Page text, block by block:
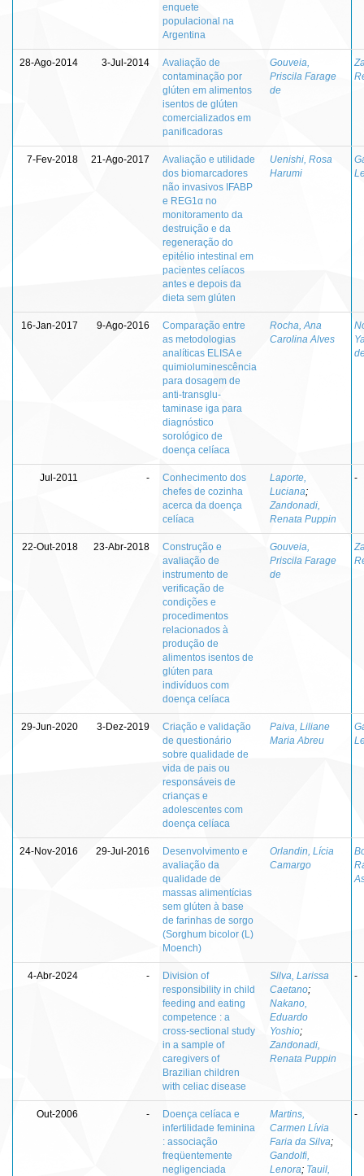
enquete
populacional na
Argentina
28-Ago-2014 3-Jul-2014
Avaliação de
contaminação por
glúten em alimentos
isentos de glúten
comercializados em
panificadoras
Gouveia,
Priscila Farage
de
7-Fev-2018 21-Ago-2017
Avaliação e utilidade
dos biomarcadores
não invasivos IFABP
e REG1α no
monitoramento da
destruição e da
regeneração do
epitélio intestinal em
pacientes celíacos
antes e depois da
dieta sem glúten
Uenishi, Rosa
Harumi
16-Jan-2017 9-Ago-2016
Comparação entre
as metodologias
analíticas ELISA e
quimioluminescência
para dosagem de
anti-transglu-
taminase iga para
diagnóstico
sorológico de
doença celíaca
Rocha, Ana
Carolina Alves
Jul-2011 -
Conhecimento dos
chefes de cozinha
acerca da doença
celíaca
Laporte,
Luciana;
Zandonadi,
Renata Puppin
-
22-Out-2018 23-Abr-2018
Construção e
avaliação de
instrumento de
verificação de
condições e
procedimentos
relacionados à
produção de
alimentos isentos de
glúten para
indivíduos com
doença celíaca
Gouveia,
Priscila Farage
de
29-Jun-2020 3-Dez-2019
Criação e validação
de questionário
sobre qualidade de
vida de pais ou
responsáveis de
crianças e
adolescentes com
doença celíaca
Paiva, Liliane
Maria Abreu
24-Nov-2016 29-Jul-2016
Desenvolvimento e
avaliação da
qualidade de
massas alimentícias
sem glúten à base
de farinhas de sorgo
(Sorghum bicolor (L)
Moench)
Orlandin, Lícia
Camargo
4-Abr-2024 -
Division of
responsibility in child
feeding and eating
competence : a
cross-sectional study
in a sample of
caregivers of
Brazilian children
with celiac disease
Silva, Larissa
Caetano;
Nakano,
Eduardo
Yoshio;
Zandonadi,
Renata Puppin
-
Out-2006 -
Doença celíaca e
infertilidade feminina
: associação
freqüentemente
negligenciada
Martins,
Carmen Lívia
Faria da Silva;
Gandolfi,
Lenora; Tauil,
-